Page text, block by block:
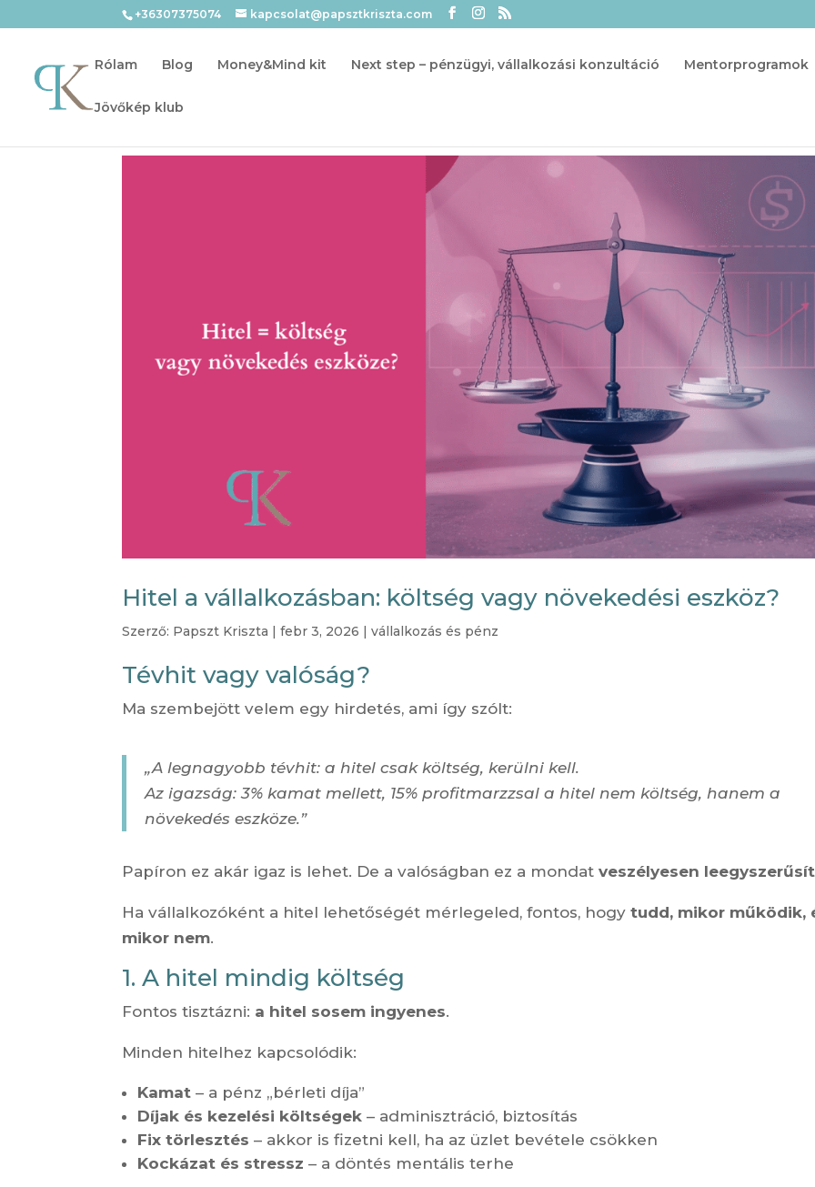
+36307375074 kapcsolat@papsztkriszta.com
Rólam Blog Money&Mind kit Next step – pénzügyi, vállalkozási konzultáció Mentorprogramok
Jövőkép klub
Hitel a vállalkozásban: költség vagy növekedési eszköz?
Szerző: Papszt Kriszta |febr 3, 2026 |vállalkozás és pénz
Tévhit vagy valóság?
Ma szembejött velem egy hirdetés, ami így szólt:
„A legnagyobb tévhit: a hitel csak költség, kerülni kell.
Az igazság: 3% kamat mellett, 15% profitmarzzsal a hitel nem költség, hanem a
növekedés eszköze.”
Papíron ez akár igaz is lehet. De a valóságban ez a mondatveszélyesen
Ha vállalkozóként a hitel lehetőségét mérlegeled, fontos, hogytudd, mikor működik,
mikor nem.
1. A hitel mindig költség
Fontos tisztázni: a hitel sosem ingyenes.
Minden hitelhez kapcsolódik:
Kamat – a pénz „bérleti díja”
Díjak és kezelési költségek – adminisztráció, biztosítás
Fix törlesztés – akkor is fizetni kell, ha az üzlet bevétele csökken
Kockázat és stressz – a döntés mentális terhe